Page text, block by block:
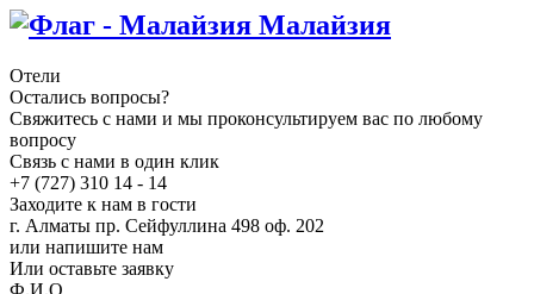
Малайзия
Отели
Остались вопросы?
Свяжитесь с нами и мы проконсультируем вас по любому
вопросу
Связь с нами в один клик
+7 (727) 310 14 - 14
Заходите к нам в гости
г. Алматы пр. Сейфуллина 498 оф. 202
или напишите нам
Или оставьте заявку
Ф.И.О